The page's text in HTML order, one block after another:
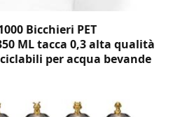
Bicchieri PET
ML tacca 0,3 alta qualità
per acqua bevande